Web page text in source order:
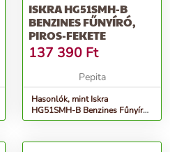
ISKRA HG51SMH-B
BENZINES FŰNYÍRÓ,
PIROS-FEKETE
137 390 Ft
Pepita
Hasonlók, mint Iskra
HG51SMH-B Benzines Fűnyíró,
Piros-Fekete